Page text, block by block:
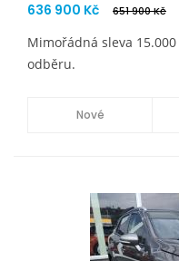
636 900 Kč 651 900 Kč
Mimořádná sleva
odběru.
Nové